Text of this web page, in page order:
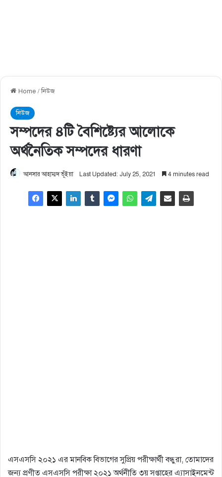
Home /নিউজ
নিউজ
সম্পদের ৪টি বৈশিষ্ট্যের আলােকে
অর্থনৈতিক সম্পদের ধারণা
আনসার আহাম্মদ ভূঁইয়া Last Updated: July 25, 2021 4 minutes read
এসএসসি ২০২১ এর মানবিক বিভাগের সুপ্রিয় পরীক্ষার্থী বন্ধুরা, তোমাদের
জন্য প্রণীত এসএসসি পরীক্ষা ২০২১ অর্থনীতি ৩য় সপ্তাহের এ্যাসাইনমেন্ট